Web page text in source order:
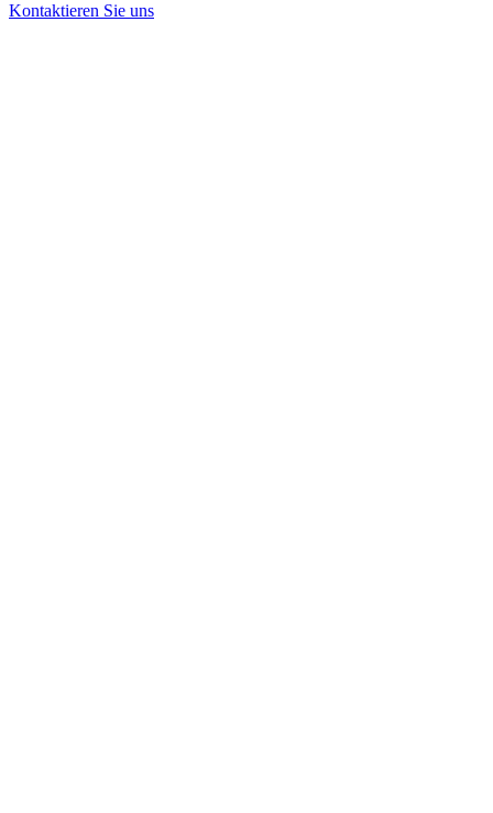
Kontaktieren Sie uns